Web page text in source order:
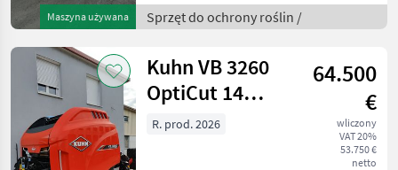
Maszyna używana
1302 Pumpe mit 114lt./min.
- Gelenkwelle -
gef
Sprzęt do ochrony roślin /
Kuhn VB 3260
OptiCut 14
Profirundballenpresse
64.500
€
wliczony
VAT 20%
53.750 €
netto
R. prod. 2026